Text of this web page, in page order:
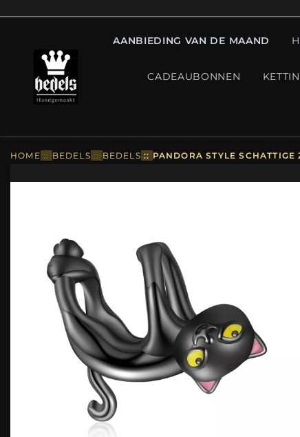
AANBIEDING VAN DE MAAND
CADEAUBONNEN
HOME :: BEDELS :: BEDELS :: PANDORA STYLE